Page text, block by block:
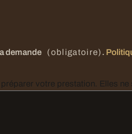
demande (obligatoire) .
Ces informations servent uniquement à vous